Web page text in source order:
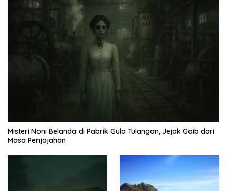
Misteri Noni Belanda di Pabrik Gula Tulangan, Jejak Gaib dari
Masa Penjajahan